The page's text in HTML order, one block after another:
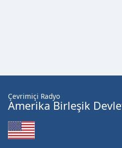
Family
Reset
Close
Modal
Dialog
Çevrimiçi Radyo
Amerika Birleşik